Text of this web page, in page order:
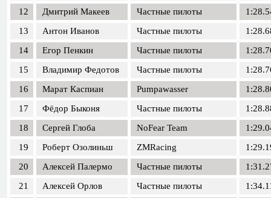
12
Дмитрий Макеев Частные пилоты
13
Антон Иванов Частные пилоты
14
Егор Пенкин Частные пилоты
15
Владимир Федотов Частные пилоты
16
Марат Каспиан Pumpawasser
17
Фёдор Быконя Частные пилоты
18
Сергей Глоба NoFear Team
19
Роберт Озолиньш ZMRacing
20
Алексей Палермо Частные пилоты
21
Алексей Орлов Частные пилоты